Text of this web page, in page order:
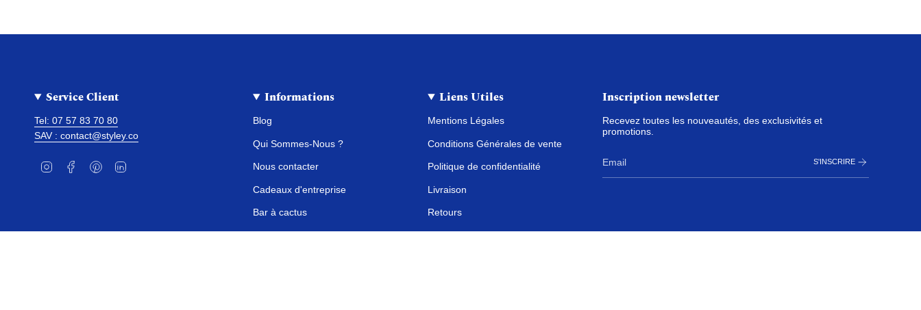
Service Client
Tel: 07 57 83 70 80
SAV : contact@styley.co
r
o
e
i
Informations
Blog
Qui Sommes-Nous ?
Nous contacter
Cadeaux d'entreprise
Bar à cactus
Devenir Revendeur
Liens Utiles
Mentions Légales
Conditions Générales de vente
Politique de confidentialité
Livraison
Retours
Code Promo Styley
Inscription newsletter
Recevez toutes les nouveautés, des exclusivités et
promotions.
S'INSCRIRE